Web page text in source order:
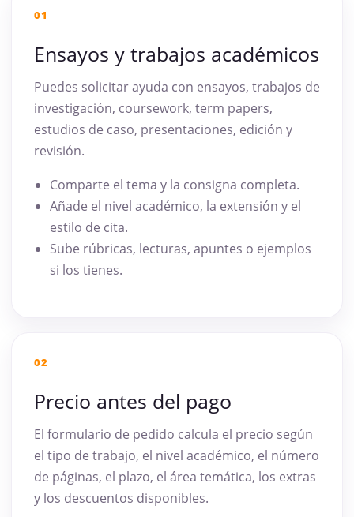
01
Ensayos y trabajos académicos
Puedes solicitar ayuda con ensayos, trabajos de
investigación, coursework, term papers,
estudios de caso, presentaciones, edición y
revisión.
Comparte el tema y la consigna completa.
Añade el nivel académico, la extensión y el
estilo de cita.
Sube rúbricas, lecturas, apuntes o ejemplos
si los tienes.
02
Precio antes del pago
El formulario de pedido calcula el precio según
el tipo de trabajo, el nivel académico, el número
de páginas, el plazo, el área temática, los extras
y los descuentos disponibles.